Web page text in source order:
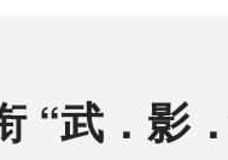
“武．影